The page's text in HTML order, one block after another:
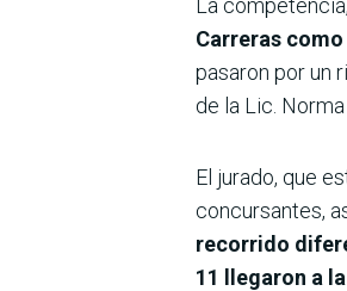
La
Carreras
pasaron por un
de la Lic. Norma
El jurado, que
concursantes,
recorrido
11 llegaron a